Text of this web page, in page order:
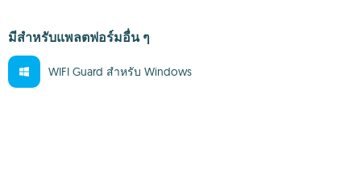
มีสำหรับแพลตฟอร์มอื่น ๆ
WIFI Guard สำหรับ Windows